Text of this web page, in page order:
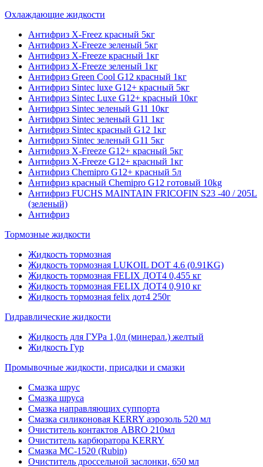
Охлаждающие жидкости
Антифриз X-Freez красный 5кг
Антифриз X-Freeze зеленый 5кг
Антифриз X-Freeze красный 1кг
Антифриз X-Freeze зеленый 1кг
Антифриз Green Cool G12 красный 1кг
Антифриз Sintec luxe G12+ красный 5кг
Антифриз Sintec Luxe G12+ красный 10кг
Антифриз Sintec зеленый G11 10кг
Антифриз Sintec зеленый G11 1кг
Антифриз Sintec красный G12 1кг
Антифриз Sintec зеленый G11 5кг
Антифриз X-Freeze G12+ красный 5кг
Антифриз X-Freeze G12+ красный 1кг
Антифриз Chemipro G12+ красный 5л
Антифриз красный Chemipro G12 готовый 10kg
Антифриз FUCHS MAINTAIN FRICOFIN S23 -40 / 205L
(зеленый)
Антифриз
Тормозные жидкости
Жидкость тормозная
Жидкость тормозная LUKOIL DOT 4.6 (0.91KG)
Жидкость тормозная FELIX ДОТ4 0,455 кг
Жидкость тормозная FELIX ДОТ4 0,910 кг
Жидкость тормозная felix дот4 250г
Гидравлические жидкости
Жидкость для ГУРа 1,0л (минерал.) желтый
Жидкость Гур
Промывочные жидкости, присадки и смазки
Смазка шрус
Смазка шруса
Смазка направляющих суппорта
Смазка силиконовая KERRY аэрозоль 520 мл
Очиститель контактов ABRO 210мл
Очиститель карбюратора KERRY
Смазка МС-1520 (Rubin)
Очиститель дроссельной заслонки, 650 мл